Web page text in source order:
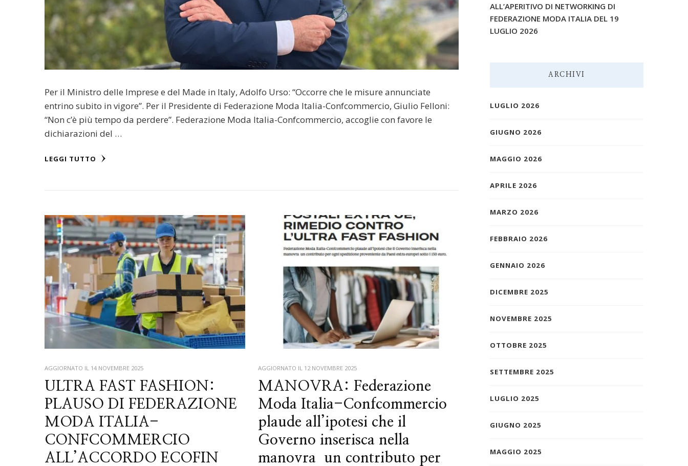
Per il Ministro delle Imprese e del Made in Italy, Adolfo Urso: “Occorre che le misure annunciate
entrino subito in vigore”. Per il Presidente di Federazione Moda Italia-Confcommercio, Giulio Felloni:
“Non c’è più tempo da perdere”. Federazione Moda Italia-Confcommercio, accoglie con favore le
dichiarazioni del …
LEGGI TUTTO
AGGIORNATO IL 14 NOVEMBRE 2025
ULTRA FAST FASHION:
PLAUSO DI FEDERAZIONE
MODA ITALIA-
CONFCOMMERCIO
ALL’ACCORDO ECOFIN
AGGIORNATO IL 12 NOVEMBRE 2025
MANOVRA: Federazione
Moda Italia-Confcommercio
plaude all’ipotesi che il
Governo inserisca nella
manovra un contributo per
ALL’APERITIVO DI NETWORKING DI
FEDERAZIONE MODA ITALIA DEL 19
LUGLIO 2026
ARCHIVI
LUGLIO 2026
GIUGNO 2026
MAGGIO 2026
APRILE 2026
MARZO 2026
FEBBRAIO 2026
GENNAIO 2026
DICEMBRE 2025
NOVEMBRE 2025
OTTOBRE 2025
SETTEMBRE 2025
LUGLIO 2025
GIUGNO 2025
MAGGIO 2025